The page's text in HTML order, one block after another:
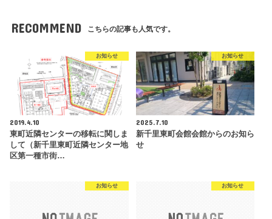
RECOMMEND こちらの記事も人気です。
お知らせ
2019.4.10
東町近隣センターの移転に関しま
して（新千里東町近隣センター地
区第一種市街…
お知らせ
2025.7.10
新千里東町会館会館からのお知ら
せ
お知らせ お知らせ